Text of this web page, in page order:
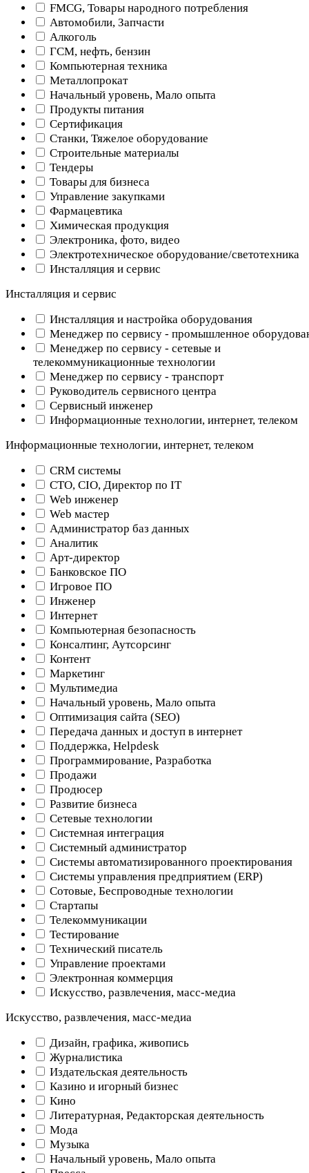
FMCG, Товары народного потребления
Автомобили, Запчасти
Алкоголь
ГСМ, нефть, бензин
Компьютерная техника
Металлопрокат
Начальный уровень, Мало опыта
Продукты питания
Сертификация
Станки, Тяжелое оборудование
Строительные материалы
Тендеры
Товары для бизнеса
Управление закупками
Фармацевтика
Химическая продукция
Электроника, фото, видео
Электротехническое оборудование/светотехника
Инсталляция и сервис
Инсталляция и сервис
Инсталляция и настройка оборудования
Менеджер по сервису - промышленное
Менеджер по сервису - сетевые и
телекоммуникационные технологии
Менеджер по сервису - транспорт
Руководитель сервисного центра
Сервисный инженер
Информационные технологии, интернет, телеком
Информационные технологии, интернет, телеком
CRM системы
CTO, CIO, Директор по IT
Web инженер
Web мастер
Администратор баз данных
Аналитик
Арт-директор
Банковское ПО
Игровое ПО
Инженер
Интернет
Компьютерная безопасность
Консалтинг, Аутсорсинг
Контент
Маркетинг
Мультимедиа
Начальный уровень, Мало опыта
Оптимизация сайта (SEO)
Передача данных и доступ в интернет
Поддержка, Helpdesk
Программирование, Разработка
Продажи
Продюсер
Развитие бизнеса
Сетевые технологии
Системная интеграция
Системный администратор
Системы автоматизированного проектирования
Системы управления предприятием (ERP)
Сотовые, Беспроводные технологии
Стартапы
Телекоммуникации
Тестирование
Технический писатель
Управление проектами
Электронная коммерция
Искусство, развлечения, масс-медиа
Искусство, развлечения, масс-медиа
Дизайн, графика, живопись
Журналистика
Издательская деятельность
Казино и игорный бизнес
Кино
Литературная, Редакторская деятельность
Мода
Музыка
Начальный уровень, Мало опыта